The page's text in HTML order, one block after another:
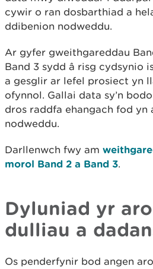
cywir o ran dosbarthiad a
ddibenion nodweddu.
Ar gyfer gweithgareddau
Band 3 sydd â risg cydsynio
a gesglir ar lefel prosiect yn
ofynnol. Gallai data sy’n
dros raddfa ehangach fod yn
nodweddu.
Darllenwch fwy am
morol Band 2 a Band 3.
Dyluniad yr
dulliau a
Os penderfynir bod angen